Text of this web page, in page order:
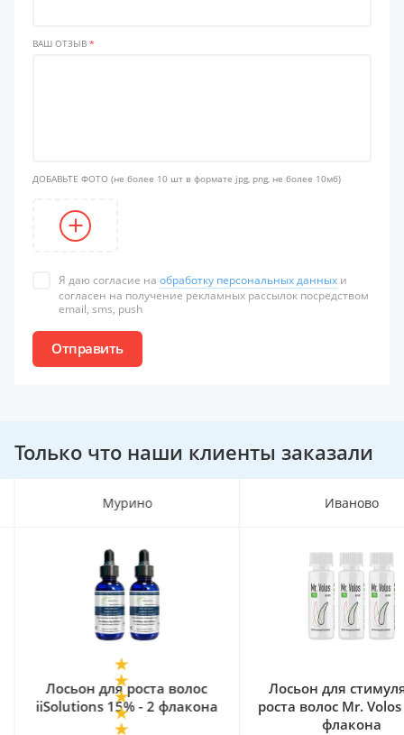
ВАШ ОТЗЫВ *
ДОБАВЬТЕ ФОТО (не более 10 шт в формате jpg, png, не более 10мб)
Я даю согласие на обработку персональных данных и
согласен на получение рекламных рассылок посредством
email, sms, push
Отправить
Только что наши клиенты заказали
Мурино
Лосьон для роста волос
iiSolutions 15% - 2 флакона
Иваново
Лосьон для
роста волос Mr.
флакона